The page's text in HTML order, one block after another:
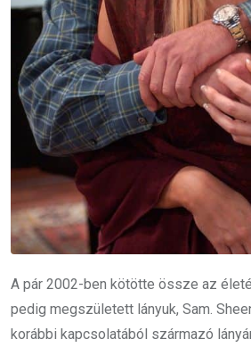
A pár 2002-ben kötötte össze az
pedig megszületett lányuk, Sam.
korábbi kapcsolatából származó